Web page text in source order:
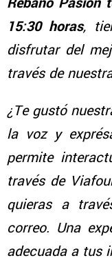
15:30 horas,
disfrutar del
través de
¿Te gustó
la voz y
permite
través de
quieras a
correo. Una
adecuada a tus